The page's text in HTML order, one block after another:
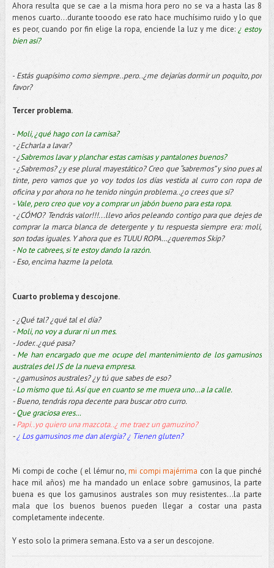
Ahora resulta que se cae a la misma hora pero no se va a hasta las 8
menos cuarto…durante tooodo ese rato hace muchísimo ruido y lo que
es peor, cuando por fin elige la ropa, enciende la luz y me dice:¿ estoy
bien así?
- Estás guapísimo como siempre..pero..¿me dejarías dormir un poquito, por
favor?
Tercer problema.
- Moli, ¿qué hago con la camisa?
- ¿Echarla a lavar?
- ¿Sabremos lavar y planchar estas camisas y pantalones buenos?
- ¿Sabremos? ¿y ese plural mayestático? Creo que “sabremos” y sino pues al
tinte, pero vamos que yo voy todos los días vestida al curro con ropa de
oficina y por ahora no he tenido ningún problema..¿o crees que sí?
- Vale, pero creo que voy a comprar un jabón bueno para esta ropa.
- ¿CÓMO? Tendrás valor!!!...llevo años peleando contigo para que dejes de
comprar la marca blanca de detergente y tu respuesta siempre era: moli,
son todas iguales. Y ahora que es TUUU ROPA…¿queremos Skip?
-No te cabrees, si te estoy dando la razón.
- Eso, encima hazme la pelota.
Cuarto problema y descojone.
-¿Qué tal? ¿qué tal el día?
-Moli, no voy a durar ni un mes.
- Joder..¿qué pasa?
- Me han encargado que me ocupe del mantenimiento de los gamusinos
australes del JS de la nueva empresa.
- ¿gamusinos australes? ¿y tú que sabes de eso?
-Lo mismo que tú. Así que en cuanto se me muera uno…a la calle.
- Bueno, tendrás ropa decente para buscar otro curro.
-Que graciosa eres…
-Papi..yo quiero una mazcota..¿ me traez un gamuzino?
-¿ Los gamusinos me dan alergia? ¿ Tienen gluten?
Mi compi de coche ( el lémur no,mi compi majérrima con la que pinché
hace mil años) me ha mandado un enlace sobre gamusinos, la parte
buena es que los gamusinos australes son muy resistentes…la parte
mala que los buenos buenos pueden llegar a costar una pasta
completamente indecente.
Y esto solo la primera semana. Esto va a ser un descojone.